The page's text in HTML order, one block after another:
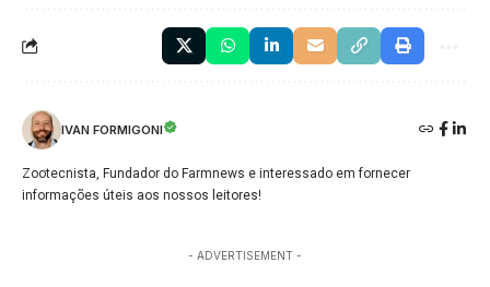
IVAN FORMIGONI
Zootecnista, Fundador do Farmnews e interessado em fornecer
informações úteis aos nossos leitores!
- ADVERTISEMENT -